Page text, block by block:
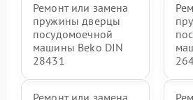
Ремонт или замена
пружины дверцы
посудомоечной
машины Beko DIN
28431